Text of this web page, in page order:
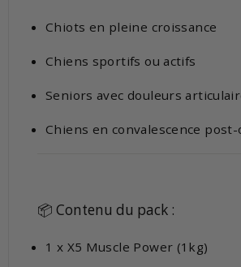
Chiots en pleine croissance
Chiens sportifs ou actifs
Seniors avec douleurs
Chiens en convalescence
📦 Contenu du pack :
1 x X5 Muscle Power (1kg)